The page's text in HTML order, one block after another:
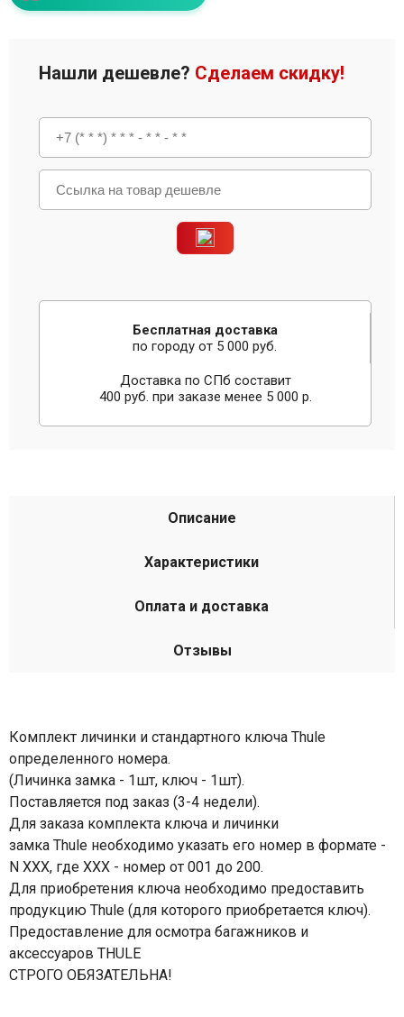
Нашли дешевле? Сделаем скидку!
Бесплатная доставка
по городу от 5 000 руб.
Доставка по СПб составит
400 руб. при заказе менее 5 000 р.
Описание
Характеристики
Оплата и доставка
Отзывы
Комплект личинки и стандартного ключа Thule
определенного номера.
(Личинка замка - 1шт, ключ - 1шт).
Поставляется под заказ (3-4 недели).
Для заказа комплекта ключа и личинки
замка Thule необходимо указать его номер в формате -
N XXX, где XXX - номер от 001 до 200.
Для приобретения ключа необходимо предоставить
продукцию Thule (для которого приобретается ключ).
Предоставление для осмотра багажников и
аксессуаров THULE
СТРОГО ОБЯЗАТЕЛЬНА!